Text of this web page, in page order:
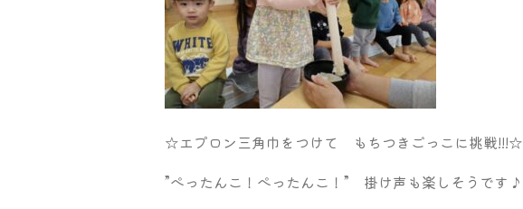
☆エプロン三角巾をつけて もちつきごっこに挑戦!!!☆
”ぺったんこ！ぺったんこ！” 掛け声も楽しそうです♪